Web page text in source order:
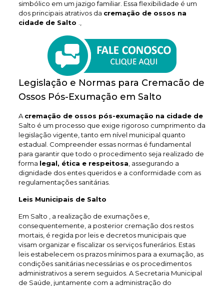
simbólico em um jazigo familiar. Essa flexibilidade é um
dos principais atrativos da cremação de ossos na
cidade de Salto
Legislação e Normas para Cremacão de
Ossos Pós-Exumação em Salto
A cremação de ossos pós-exumação na cidade de
Salto é um processo que exige rigoroso cumprimento da
legislação vigente, tanto em nível municipal quanto
estadual. Compreender essas normas é fundamental
para garantir que todo o procedimento seja realizado de
forma legal, ética e respeitosa , assegurando a
dignidade dos entes queridos e a conformidade com as
regulamentações sanitárias.
Leis Municipais de Salto
Em Salto , a realização de exumações e,
consequentemente, a posterior cremação dos restos
mortais, é regida por leis e decretos municipais que
visam organizar e fiscalizar os serviços funerários. Estas
leis estabelecem os prazos mínimos para a exumação, as
condições sanitárias necessárias e os procedimentos
administrativos a serem seguidos. A Secretaria Municipal
de Saúde, juntamente com a administração do